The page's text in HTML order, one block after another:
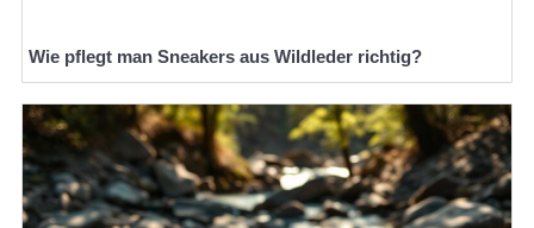
Wie pflegt man Sneakers aus Wildleder richtig?